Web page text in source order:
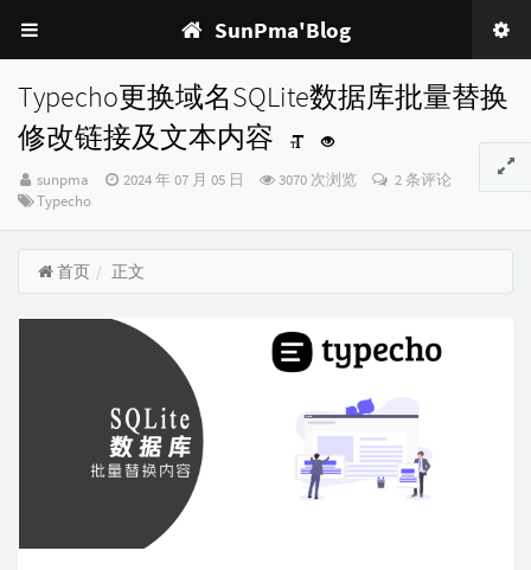
SunPma'Blog
Typecho更换域名SQLite数据库批量替换
修改链接及文本内容
博
主：
sunpma
发
2024 年 07 月 05 日 3070 次浏览
2 条评论
分
Typecho
首页 正文